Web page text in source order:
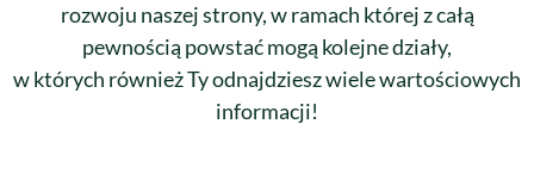
rozwoju naszej strony, w ramach której z całą
pewnością powstać mogą kolejne działy,
w których również Ty odnajdziesz wiele wartościowych
informacji!